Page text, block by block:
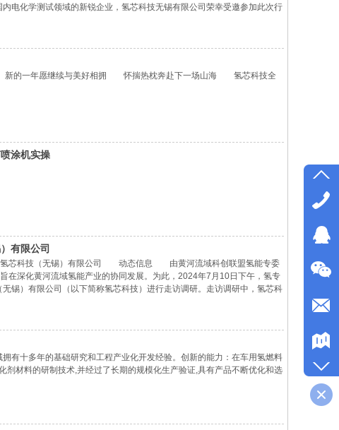
化学测试领域的新锐企业，氢芯科技无锡有限公司荣幸受邀参加此次行
一年愿继续与美好相拥 怀揣热枕奔赴下一场山海 氢芯科技全
涂机实操
有限公司
芯科技（无锡）有限公司 动态信息 由黄河流域科创联盟氢能专委
在深化黄河流域氢能产业的协同发展。为此，2024年7月10日下午，氢专
锡）有限公司（以下简称氢芯科技）进行走访调研。走访调研中，氢芯科
有十多年的基础研究和工程产业化开发经验。创新的能力：在车用氢燃料
剂材料的研制技术,并经过了长期的规模化生产验证,具有产品不断优化和选